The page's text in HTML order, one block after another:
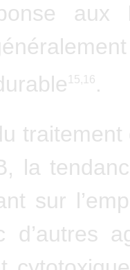
aux
15,16 .
la
sur
d’autres